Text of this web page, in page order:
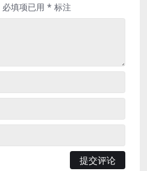
必填项已用 * 标注